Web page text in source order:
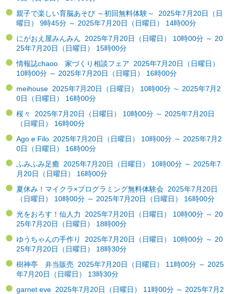
親子で楽しい育脳あそび ～初回無料体験～ 2025年7月20日（日
曜日） 9時45分 ～ 2025年7月20日（日曜日） 14時00分
にがおえ屋みんみん 2025年7月20日（日曜日） 10時00分 ～ 20
25年7月20日（日曜日） 15時00分
情報誌chaoo 家づくり相談フェア 2025年7月20日（日曜日）
10時00分 ～ 2025年7月20日（日曜日） 16時00分
meihouse 2025年7月20日（日曜日） 10時00分 ～ 2025年7月2
0日（日曜日） 16時00分
桜々 2025年7月20日（日曜日） 10時00分 ～ 2025年7月20日
（日曜日） 16時00分
Ago e Filo 2025年7月20日（日曜日） 10時00分 ～ 2025年7月2
0日（日曜日） 16時00分
ふみふみ足癒 2025年7月20日（日曜日） 10時00分 ～ 2025年7
月20日（日曜日） 16時00分
夏休み！マイクラ×プログラミング無料体験会 2025年7月20日
（日曜日） 10時00分 ～ 2025年7月20日（日曜日） 16時00分
光をおろす！仙人力 2025年7月20日（日曜日） 10時00分 ～ 20
25年7月20日（日曜日） 18時00分
ゆうちゃんの手作り 2025年7月20日（日曜日） 10時00分 ～ 20
25年7月20日（日曜日） 18時30分
樹神亭 弁当販売 2025年7月20日（日曜日） 11時00分 ～ 2025
年7月20日（日曜日） 13時30分
garnet eve 2025年7月20日（日曜日） 11時00分 ～ 2025年7月2